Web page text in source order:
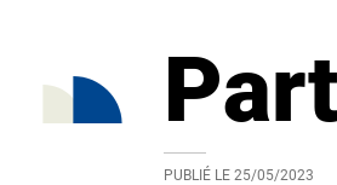
PUBLIÉ LE 25/05/2023